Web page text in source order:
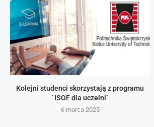
Kolejni studenci skorzystają z programu
`ISOF dla uczelni`
6 marca 2025